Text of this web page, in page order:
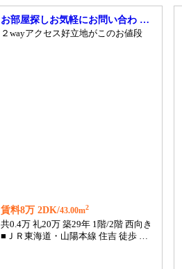
お部屋探しお気軽にお問い合わ …
２wayアクセス好立地がこのお値段
賃料8万 2DK/43.00m2
共0.4万 礼20万 築29年 1階/2階 西向き
■ＪＲ東海道・山陽本線 住吉 徒歩 …